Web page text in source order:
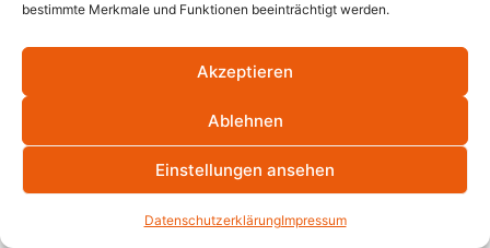
bestimmte Merkmale und Funktionen beeinträchtigt werden.
Akzeptieren
Ablehnen
Einstellungen ansehen
DatenschutzerklärungImpressum